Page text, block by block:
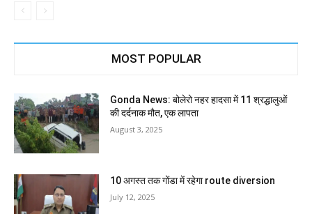
MOST POPULAR
Gonda News: बोलेरो नहर हादसा में 11 श्रद्धालुओं
की दर्दनाक मौत, एक लापता
August 3, 2025
10 अगस्त तक गोंडा में रहेगा route diversion
July 12, 2025